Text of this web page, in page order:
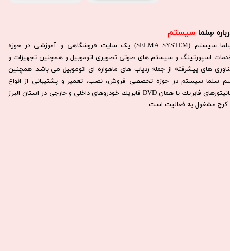
سِلما سیستم​​​​​​​
سِلما سيستم (SELMA SYSTEM) یک سایت فروشگاهی و آموزشی در حوزه
اسپورتینگ و سیستم های صوتی تصویری اتوموبیل و همچنین تجهیزات و
های پیشرفته از جمله ردیاب های ماهواره ای اتوموبیل می باشد. همچنين
سلما سيستم در حوزه تخصصی فروش، نصب، تعمير و پشتيبانی از انواع
مانيتورهای فابريك يا همان DVD فابريك خودروهای داخلی و خارجی در استان البرز
كرج مشغول به فعاليت است.​​​​​​​